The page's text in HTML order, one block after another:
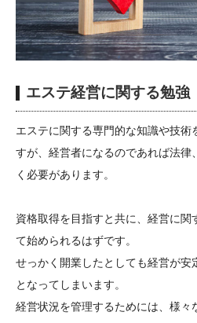
エステ経営に関する勉強
エステに関する専門的な知識や技
すが、経営者になるのであれば法律
く必要があります。
資格取得を目指すと共に、経営に関
て始められるはずです。
せっかく開業したとしても経営が安
となってしまいます。
経営状況を管理するためには、様々